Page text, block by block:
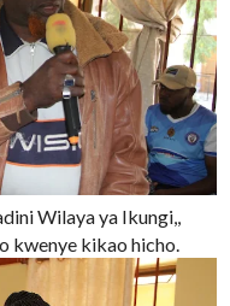
Wilaya ya Ikungi,,
kwenye kikao hicho.